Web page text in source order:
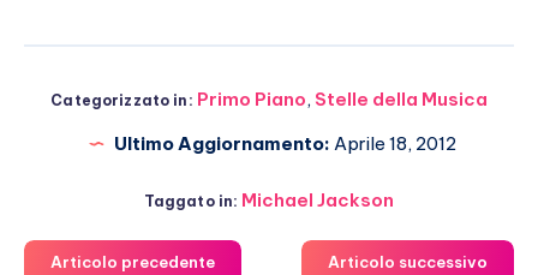
Categorizzato in: Primo Piano, Stelle della Musica
Ultimo Aggiornamento: Aprile 18, 2012
Taggato in: Michael Jackson
Articolo precedente Articolo successivo